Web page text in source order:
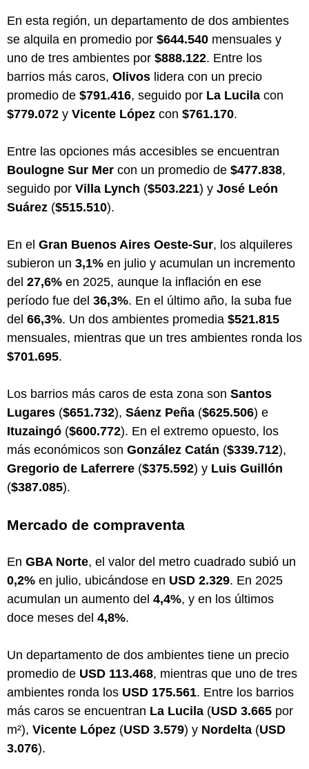
En esta región, un departamento de dos ambientes
se alquila en promedio por $644.540 mensuales y
uno de tres ambientes por $888.122. Entre los
barrios más caros, Olivos lidera con un precio
promedio de $791.416, seguido por La Lucila con
$779.072 y Vicente López con $761.170.
Entre las opciones más accesibles se encuentran
Boulogne Sur Mer con un promedio de $477.838,
seguido por Villa Lynch ($503.221) y José León
Suárez ($515.510).
En el Gran Buenos Aires Oeste-Sur, los alquileres
subieron un 3,1% en julio y acumulan un incremento
del 27,6% en 2025, aunque la inflación en ese
período fue del 36,3%. En el último año, la suba fue
del 66,3%. Un dos ambientes promedia $521.815
mensuales, mientras que un tres ambientes ronda los
$701.695.
Los barrios más caros de esta zona son Santos
Lugares ($651.732), Sáenz Peña ($625.506) e
Ituzaingó ($600.772). En el extremo opuesto, los
más económicos son González Catán ($339.712),
Gregorio de Laferrere ($375.592) y Luis Guillón
($387.085).
Mercado de compraventa
En GBA Norte, el valor del metro cuadrado subió un
0,2% en julio, ubicándose en USD 2.329. En 2025
acumulan un aumento del 4,4%, y en los últimos
doce meses del 4,8%.
Un departamento de dos ambientes tiene un precio
promedio de USD 113.468, mientras que uno de tres
ambientes ronda los USD 175.561. Entre los barrios
más caros se encuentran La Lucila (USD 3.665 por
m²), Vicente López (USD 3.579) y Nordelta (USD
3.076).